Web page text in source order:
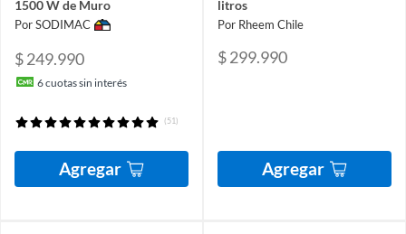
1500 W de Muro
Por SODIMAC
$ 249.990
6cuotas sin interés
(51)
Agregar
litros
Por Rheem Chile
$ 299.990
Agregar